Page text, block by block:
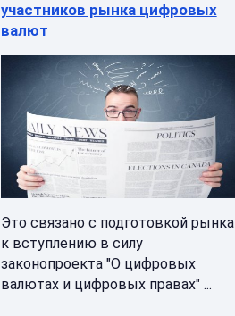
участников рынка цифровых
валют
Это связано с подготовкой рынка
к вступлению в силу
законопроекта "О цифровых
валютах и цифровых правах" ...